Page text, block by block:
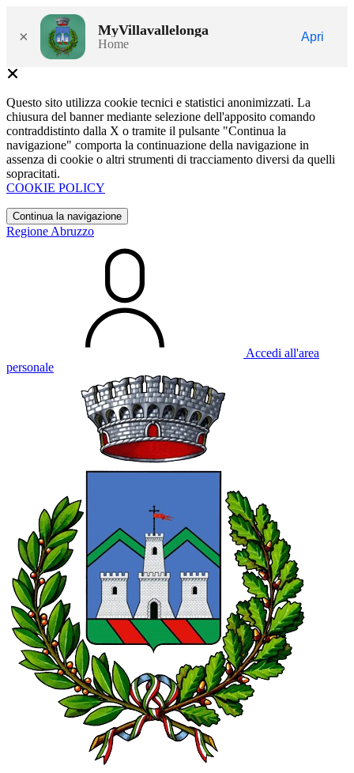
× MyVillavallelonga
Home
Apri
Questo sito utilizza cookie tecnici e statistici anonimizzati. La
chiusura del banner mediante selezione dell'apposito comando
contraddistinto dalla X o tramite il pulsante "Continua la
navigazione" comporta la continuazione della navigazione in
assenza di cookie o altri strumenti di tracciamento diversi da quelli
sopracitati.
COOKIE POLICY
Continua la navigazione
Regione Abruzzo
Accedi all'area
personale